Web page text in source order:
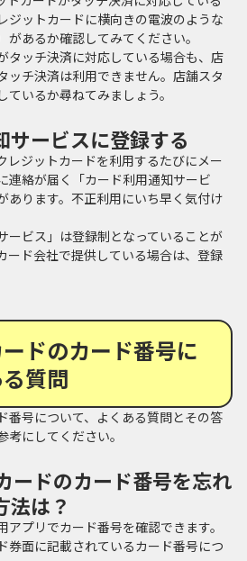
ジットカードに横向きの電波のような
あるか確認してみてください。
タッチ決済に対応している場合も、店
ッチ決済は利用できません。店舗スタ
いるか尋ねてみましょう。
サービスに登録する
レジットカードを利用するたびにメー
連絡が届く「カード利用通知サービ
あります。不正利用にいち早く気付け
ービス」は登録制となっていることが
ード会社で提供している場合は、登録
ドのカード番号に
質問
番号について、よくある質問とその答
にしてください。
ードのカード番号を忘れ
法は？
プリでカード番号を確認できます。
券面に記載されているカード番号につ